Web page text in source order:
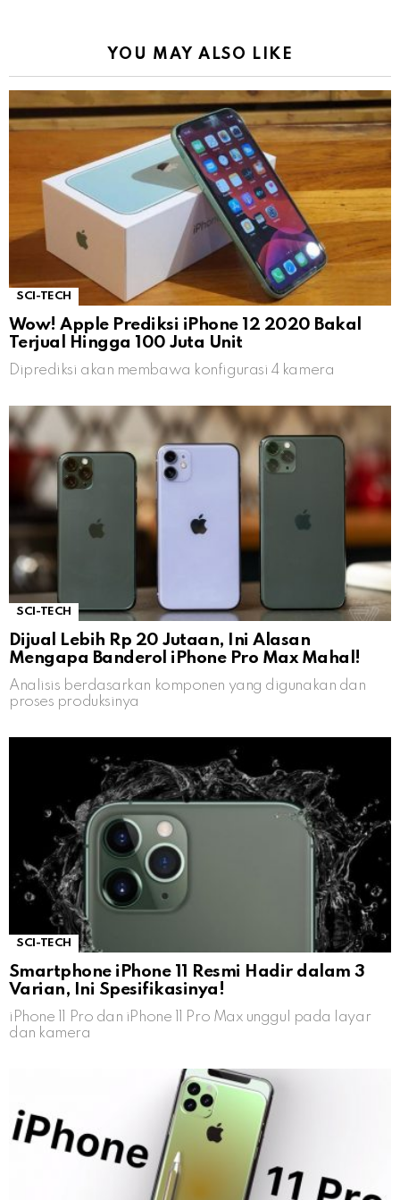
YOU MAY ALSO LIKE
SCI-TECH
Wow! Apple Prediksi iPhone 12 2020 Bakal
Terjual Hingga 100 Juta Unit
Diprediksi akan membawa konfigurasi 4 kamera
SCI-TECH
Dijual Lebih Rp 20 Jutaan, Ini Alasan
Mengapa Banderol iPhone Pro Max Mahal!
Analisis berdasarkan komponen yang digunakan dan
proses produksinya
SCI-TECH
Smartphone iPhone 11 Resmi Hadir dalam 3
Varian, Ini Spesifikasinya!
iPhone 11 Pro dan iPhone 11 Pro Max unggul pada layar
dan kamera